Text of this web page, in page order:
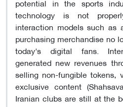
technology is not
interaction models such as
purchasing merchandise no
today's digital fans.
generated new revenues
selling non-fungible tokens,
exclusive content
Iranian clubs are still at the